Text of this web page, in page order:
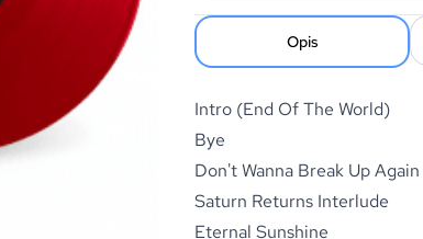
Opis
Intro (End Of The World)
Bye
Don't Wanna Break Up Again
Saturn Returns Interlude
Eternal Sunshine